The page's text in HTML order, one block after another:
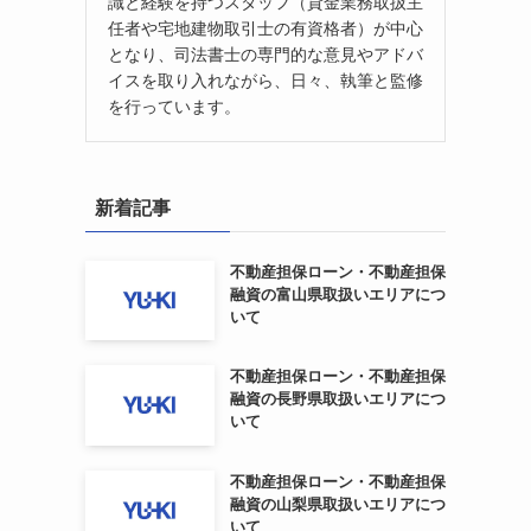
任者や宅地建物取引士の有資格者）が中心
となり、司法書士の専門的な意見やアドバ
イスを取り入れながら、日々、執筆と監修
を行っています。
新着記事
不動産担保ローン・不動産担保
融資の富山県取扱いエリアにつ
いて
不動産担保ローン・不動産担保
融資の長野県取扱いエリアにつ
いて
不動産担保ローン・不動産担保
融資の山梨県取扱いエリアにつ
いて